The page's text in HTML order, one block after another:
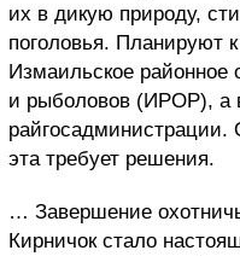
их в дикую природу,
поголовья. Планируют
Измаильское районное
и рыболовов (ИРОР), а
райгосадминистрации.
эта требует решения.
… Завершение
Кирничок стало